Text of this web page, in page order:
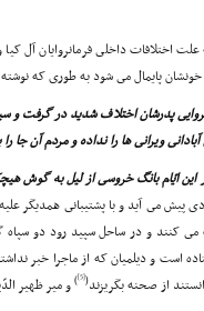
اختلافات داخلى فرمانروایان آل
خونشان پایمال مى شود به طورى که
پدرشان اختلاف شدید در گرفت و
ویرانى ها را نداده و مردم آن جا
این ایّام بانگ خروسى از لیل به گوش
پیش مى آید و با پشتیبانى همدیگر
مى کنند و در ساحل سپید رود دو
است و دیلمیان که از ماجرا خبر
از صحنه بگریزند(
[5]
)و میر ظهیر